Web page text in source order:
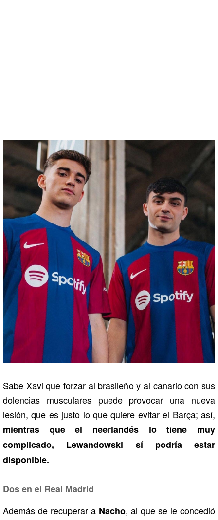
Sabe Xavi que forzar al brasileño y al canario con sus
dolencias musculares puede provocar una nueva
lesión, que es justo lo que quiere evitar el Barça; así,
mientras que el neerlandés lo tiene muy
complicado, Lewandowski sí podría estar
disponible.
Dos en el Real Madrid
Además de recuperar a Nacho, al que se le concedió